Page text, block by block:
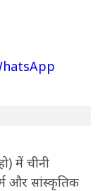
में चीनी
और सांस्कृतिक